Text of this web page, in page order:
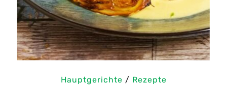
Rezepte